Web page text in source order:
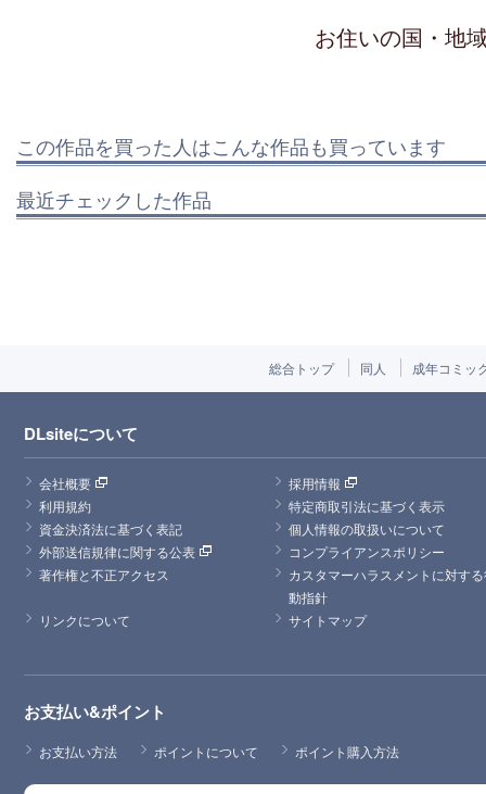
お住いの国・地
この作品を買った人はこんな作品も買っています
最近チェックした作品
総合トップ 同人 成年コミッ
DLsiteについて
会社概要
採用情報
利用規約
特定商取引法に基づく表示
資金決済法に基づく表記
個人情報の取扱いについて
外部送信規律に関する公表
コンプライアンスポリシー
著作権と不正アクセス
カスタマーハラスメントに対す
動指針
リンクについて
サイトマップ
お支払い&ポイント
お支払い方法 ポイントについて ポイント購入方法